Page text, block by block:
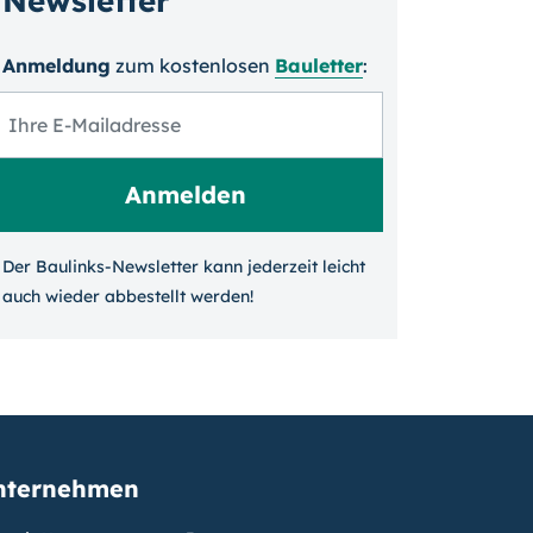
Anmeldung zum kosten­losen Bauletter:
Der Baulinks-Newsletter kann jeder­zeit leicht
auch wieder ab­bestellt werden!